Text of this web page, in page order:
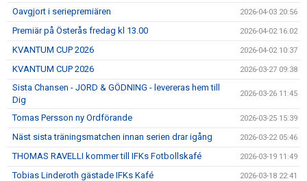
Oavgjort i seriepremiären 2026-04-03 20:56
Premiär på Österås fredag kl 13.00 2026-04-02 16:02
KVANTUM CUP 2026 2026-04-02 10:37
KVANTUM CUP 2026 2026-03-27 09:38
Sista Chansen - JORD & GÖDNING - levereras hem till
Dig
2026-03-26 11:45
Tomas Persson ny Ordförande 2026-03-25 15:39
Näst sista träningsmatchen innan serien drar igång 2026-03-22 05:46
THOMAS RAVELLI kommer till IFKs Fotbollskafé 2026-03-19 11:49
Tobias Linderoth gästade IFKs Kafé 2026-03-18 22:41